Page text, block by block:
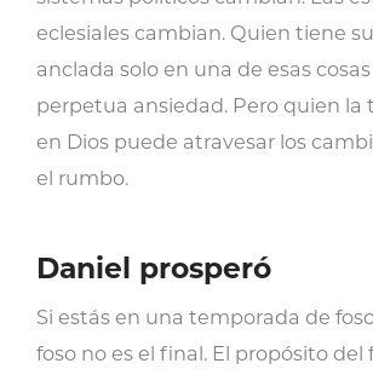
eclesiales cambian. Quien tiene
anclada solo en una de esas
perpetua ansiedad. Pero quien la
en Dios puede atravesar los
el rumbo.
Daniel prosperó
Si estás en una temporada de
foso no es el final. El propósito del